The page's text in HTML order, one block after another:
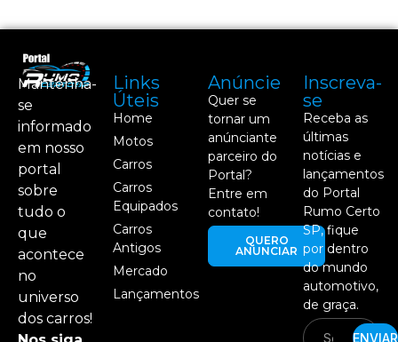
Mantenha-
se
informado
em nosso
portal
sobre
tudo o
que
acontece
no
universo
dos carros!
Links
Úteis
Home
Motos
Carros
Carros
Equipados
Carros
Antigos
Mercado
Lançamentos
Anúncie
Quer se
tornar um
anúnciante
parceiro do
Portal?
Entre em
contato!
QUERO
ANUNCIAR
Inscreva-
se
Receba as
últimas
notícias e
lançamentos
do Portal
Rumo Certo
SP, fique
por dentro
do mundo
automotivo,
de graça.
ENVIAR